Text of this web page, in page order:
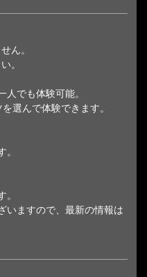
ん。
。
でも体験可能。
選んで体験できます。
いますので、最新の情報は